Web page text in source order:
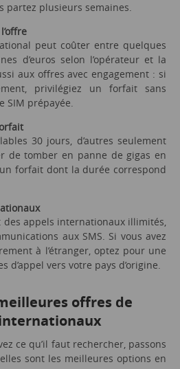
partez plusieurs semaines.
peut coûter entre quelques
d’euros selon l’opérateur et la
aux offres avec engagement : si
privilégiez un forfait sans
SIM prépayée.
30 jours, d’autres seulement
de tomber en panne de gigas en
forfait dont la durée correspond
appels internationaux illimités,
aux SMS. Si vous avez
à l’étranger, optez pour une
d’appel vers votre pays d’origine.
offres de
ce qu’il faut rechercher, passons
sont les meilleures options en